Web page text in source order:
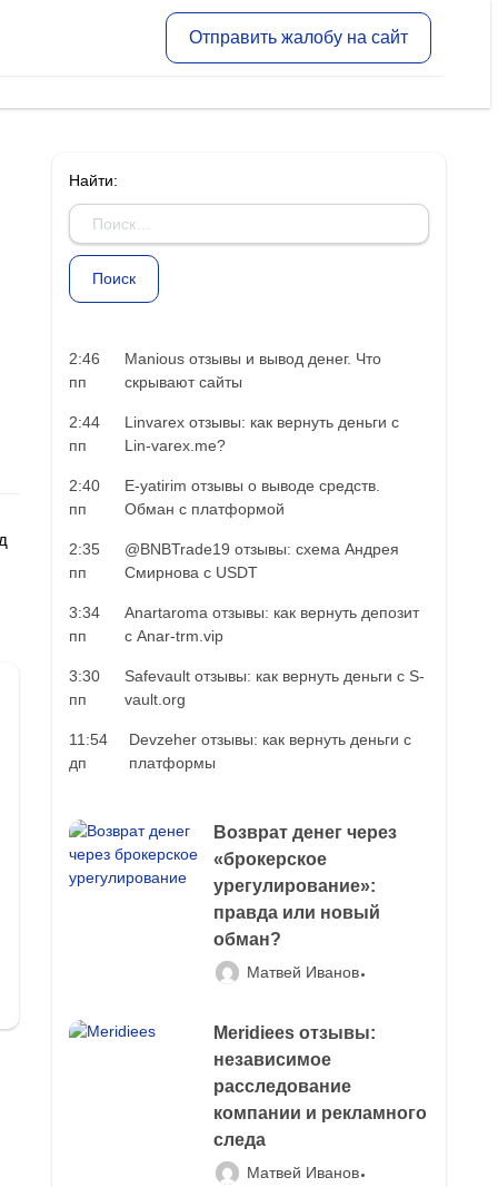
Отправить жалобу на сайт
Найти:
2:46
пп
Manious отзывы и вывод денег. Что
скрывают сайты
2:44
пп
Linvarex отзывы: как вернуть деньги с
Lin-varex.me?
2:40
пп
E-yatirim отзывы о выводе средств.
Обман с платформой
2:35
пп
@BNBTrade19 отзывы: схема Андрея
Смирнова с USDT
3:34
пп
Anartaroma отзывы: как вернуть депозит
с Anar-trm.vip
3:30
пп
Safevault отзывы: как вернуть деньги с S-
vault.org
11:54
дп
Devzeher отзывы: как вернуть деньги с
платформы
Возврат денег через
«брокерское
урегулирование»:
правда или новый
обман?
Матвей Иванов
Meridiees отзывы:
независимое
расследование
компании и рекламного
следа
Матвей Иванов